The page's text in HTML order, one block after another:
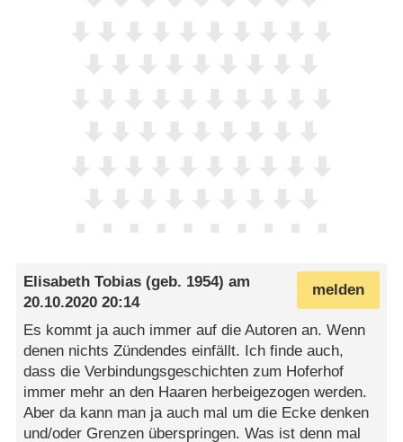
melden
Elisabeth Tobias (geb. 1954) am
20.10.2020 20:14
Es kommt ja auch immer auf die Autoren an. Wenn
denen nichts Zündendes einfällt. Ich finde auch,
dass die Verbindungsgeschichten zum Hoferhof
immer mehr an den Haaren herbeigezogen werden.
Aber da kann man ja auch mal um die Ecke denken
und/oder Grenzen überspringen. Was ist denn mal